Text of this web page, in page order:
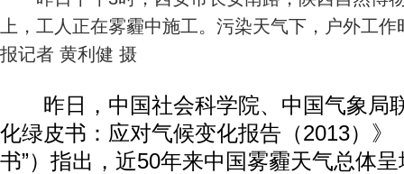
上，工人正在雾霾中施工。污染天气下，户外工
报记者 黄利健 摄
昨日，中国社会科学院、中国气象局
化绿皮书：应对气候变化报告（2013）》
书”）指出，近50年来中国雾霾天气总体